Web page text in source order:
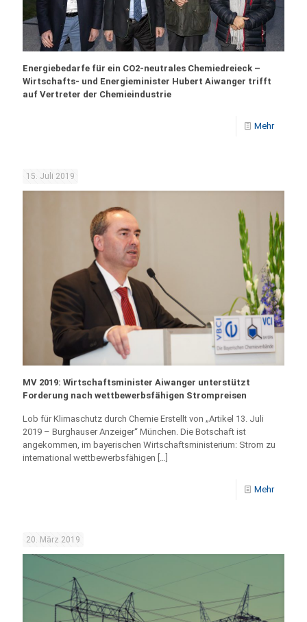
Energiebedarfe für ein CO2-neutrales Chemiedreieck –
Wirtschafts- und Energieminister Hubert Aiwanger trifft
auf Vertreter der Chemieindustrie
Mehr
15. Juli 2019
MV 2019: Wirtschaftsminister Aiwanger unterstützt
Forderung nach wettbewerbsfähigen Strompreisen
Lob für Klimaschutz durch Chemie Erstellt von „Artikel 13. Juli
2019 – Burghauser Anzeiger“ München. Die Botschaft ist
angekommen, im bayerischen Wirtschaftsministerium: Strom zu
international wettbewerbsfähigen […]
Mehr
20. März 2019